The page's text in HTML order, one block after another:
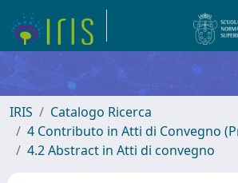
IRIS
Catalogo Ricerca
4 Contributo in Atti di Convegno
4.2 Abstract in Atti di convegno